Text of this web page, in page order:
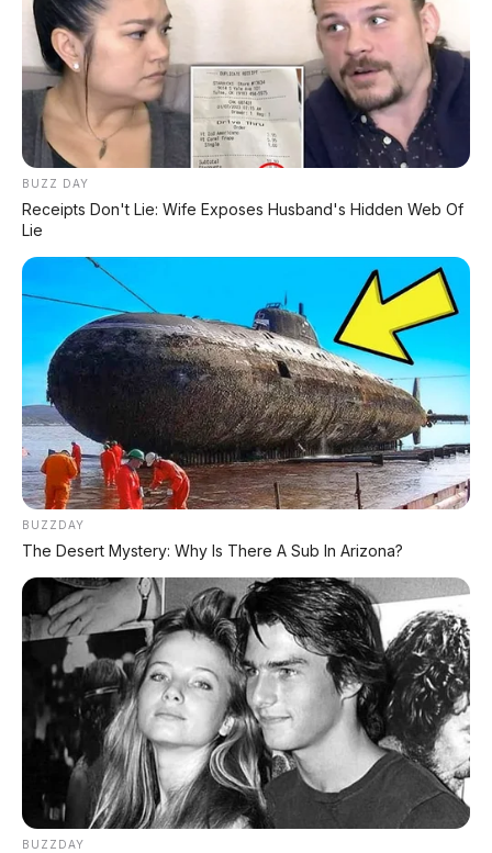
Cuma 12 Juta, Ofero
Stareer 5 Lit: E-Bike
Premium 130 Km dengan
TCS Pertama di Indonesia
BYD Titanium 7 EV Paling
Niat 2026
Tidak ada komentar:
Posting Komentar
BUZZ DAY
Receipts Don't Lie: Wife Exposes Husband's Hidden Web Of
Lie
BUZZDAY
The Desert Mystery: Why Is There A Sub In Arizona?
BUZZDAY